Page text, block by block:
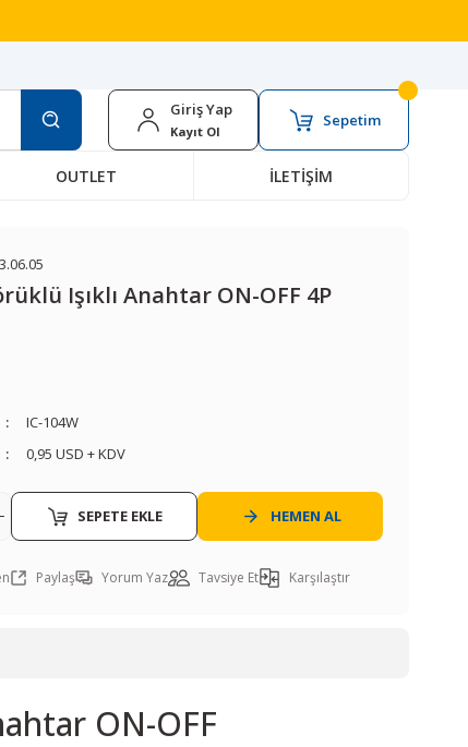
Giriş Yap
Kayıt Ol
Sepetim
OUTLET İLETİŞİM
Işıklı Anahtar ON-OFF 4P
IC-104W
0,95 USD + KDV
SEPETE EKLE HEMEN AL
Paylaş Yorum Yaz Tavsiye Et Karşılaştır
ON-OFF